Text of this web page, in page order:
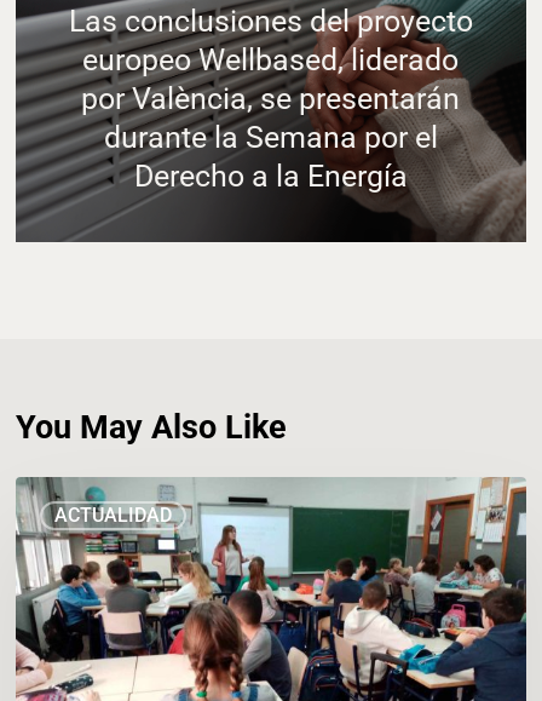
Las conclusiones del proyecto
europeo Wellbased, liderado
por València, se presentarán
durante la Semana por el
Derecho a la Energía
You May Also Like
ACTUALIDAD
CUATRO
CENTROS
EDUCATIVOS
DE
VALÈNCIA
RECIBEN
LOS
CONSEJOS